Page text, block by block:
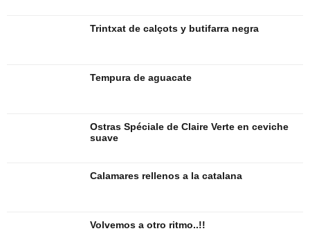
Trintxat de calçots y butifarra negra
Tempura de aguacate
Ostras Spéciale de Claire Verte en ceviche
suave
Calamares rellenos a la catalana
Volvemos a otro ritmo..!!